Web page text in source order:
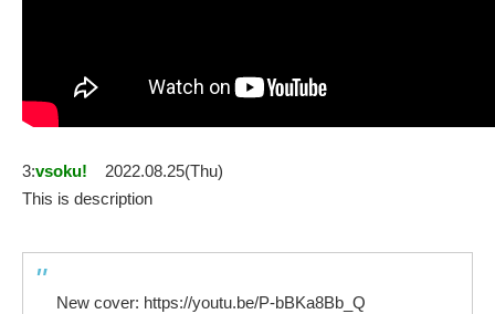
3:vsoku!
2022.08.25(Thu)
This is description
New cover: https://youtu.be/P-bBKa8Bb_Q